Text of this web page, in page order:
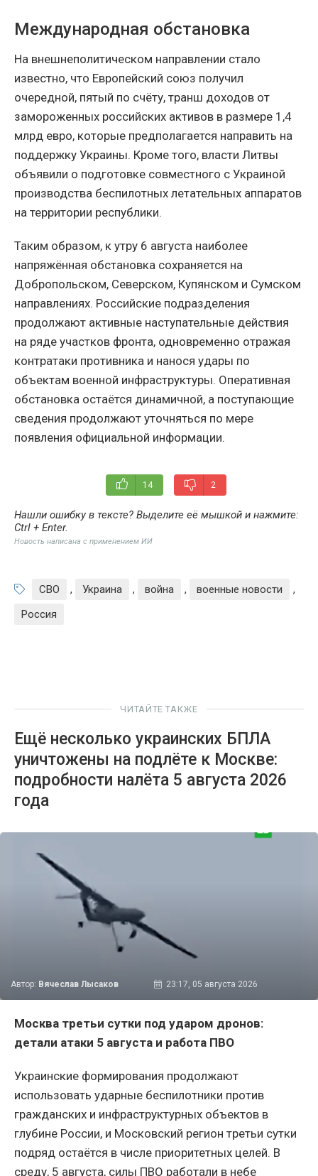
Международная обстановка
На внешнеполитическом направлении стало
известно, что Европейский союз получил
очередной, пятый по счёту, транш доходов от
замороженных российских активов в размере 1,4
млрд евро, которые предполагается направить на
поддержку Украины. Кроме того, власти Литвы
объявили о подготовке совместного с Украиной
производства беспилотных летательных аппаратов
на территории республики.
Таким образом, к утру 6 августа наиболее
напряжённая обстановка сохраняется на
Добропольском, Северском, Купянском и Сумском
направлениях. Российские подразделения
продолжают активные наступательные действия
на ряде участков фронта, одновременно отражая
контратаки противника и нанося удары по
объектам военной инфраструктуры. Оперативная
обстановка остаётся динамичной, а поступающие
сведения продолжают уточняться по мере
появления официальной информации.
14 2
Нашли ошибку в тексте? Выделите её мышкой и нажмите:
Ctrl + Enter.
Новость написана с применением ИИ
СВО , Украина , война , военные новости
,
Россия
ЧИТАЙТЕ ТАКЖЕ
Ещё несколько украинских БПЛА
уничтожены на подлёте к Москве:
подробности налёта 5 августа 2026
года
Автор: Вячеслав Лысаков 23:17, 05 августа 2026
Москва третьи сутки под ударом дронов:
детали атаки 5 августа и работа ПВО
Украинские формирования продолжают
использовать ударные беспилотники против
гражданских и инфраструктурных объектов в
глубине России, и Московский регион третьи сутки
подряд остаётся в числе приоритетных целей. В
среду, 5 августа, силы ПВО работали в небе